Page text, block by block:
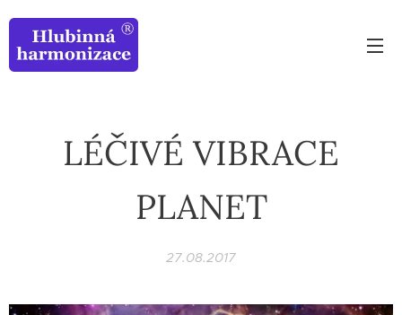
LÉČIVÉ VIBRACE
PLANET
27.08.2017